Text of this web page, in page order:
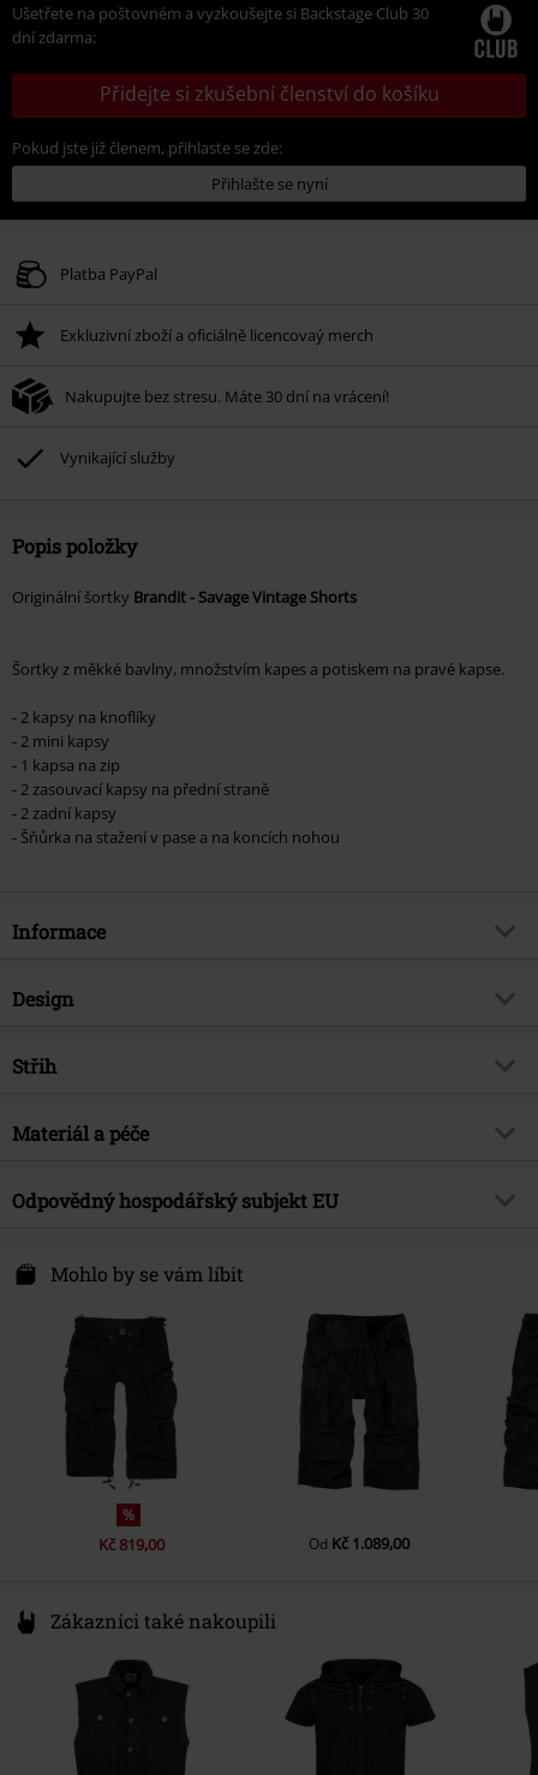
Ušetřete na poštovném a vyzkoušejte si Backstage Club 30
dní zdarma:
Přidejte si zkušební členství do košíku
Pokud jste již členem, přihlaste se zde:
Přihlašte se nyní
Platba PayPal
Exkluzivní zboží a oficiálně licencovaý merch
Nakupujte bez stresu. Máte 30 dní na vrácení!
Vynikající služby
Popis položky
Originální šortky Brandit - Savage Vintage Shorts
Šortky z měkké bavlny, množstvím kapes a potiskem na pravé kapse.
- 2 kapsy na knoflíky
- 2 mini kapsy
- 1 kapsa na zip
- 2 zasouvací kapsy na přední straně
- 2 zadní kapsy
- Šňůrka na stažení v pase a na koncích nohou
Informace
Zboží č.
Brand
Datum vydání
Design
Typ výrobku
Detaily
Barva
černá
Střih
Výška pasu
Délka
Krátký
Materiál a péče
Vrchní materiál
100% bavlna
Podšívka
Odpovědný hospodářský subjekt EU
Spichernstraße 6A
Germany
info@brandit-wear.com
Mohlo by se vám líbit
%
Kč 819,00 Od Kč 1.089,00
Zákazníci také nakoupili